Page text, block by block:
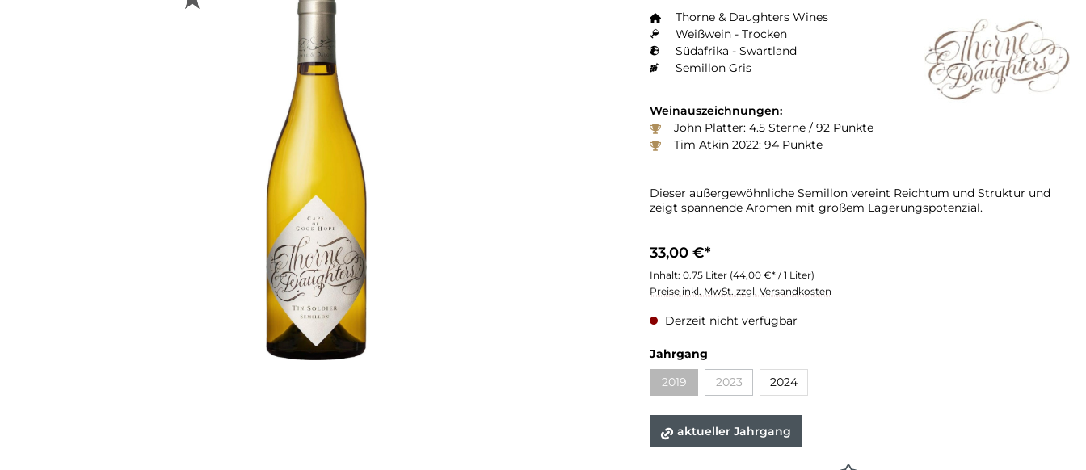
Thorne & Daughters Wines
Weißwein - Trocken
Südafrika - Swartland
Semillon Gris
Weinauszeichnungen:
John Platter: 4.5 Sterne / 92 Punkte
Tim Atkin 2022: 94 Punkte
Dieser außergewöhnliche Semillon vereint Reichtum und Struktur und
zeigt spannende Aromen mit großem Lagerungspotenzial.
33,00 €*
Inhalt: 0.75 Liter (44,00 €* / 1 Liter)
Preise inkl. MwSt. zzgl. Versandkosten
Derzeit nicht verfügbar
Jahrgang
2019(Diese Option ist zurzeit nicht verfügbar.)
2023(Diese Option ist zurzeit nicht verfügbar.)
2024
aktueller Jahrgang